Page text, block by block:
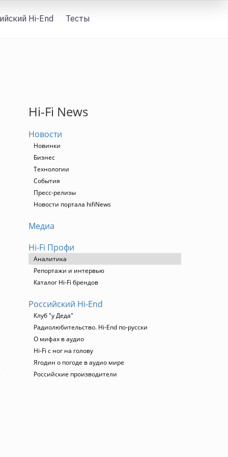
Hi-End Тесты
Hi-Fi News
Новости
Новинки
Бизнес
Технологии
События
Пресс-релизы
Новости портала hifiNews
Медиа
Hi-Fi Профи
Аналитика
Репортажи и интервью
Каталог Hi-Fi брендов
Российский Hi-End
Клуб "у Деда"
Радиолюбительство. Hi-End по-русски
О мифах в аудио
Hi-Fi с ног на голову
Ягодин о погоде в аудио мире
Российские производители